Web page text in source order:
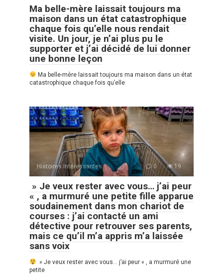
Ma belle-mère laissait toujours ma
maison dans un état catastrophique
chaque fois qu’elle nous rendait
visite. Un jour, je n’ai plus pu le
supporter et j’ai décidé de lui donner
une bonne leçon
Ma belle-mère laissait toujours ma maison dans un état
catastrophique chaque fois qu’elle
Histoires Intéressantes 0 19
» Je veux rester avec vous… j’ai peur
« , a murmuré une petite fille apparue
soudainement dans mon chariot de
courses : j’ai contacté un ami
détective pour retrouver ses parents,
mais ce qu’il m’a appris m’a laissée
sans voix
» Je veux rester avec vous… j’ai peur « , a murmuré une
petite